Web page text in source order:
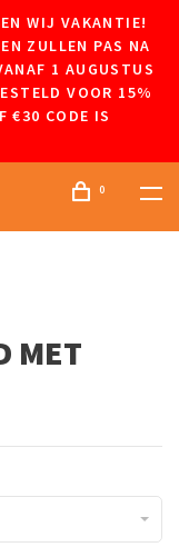
WIJ VAKANTIE!
ZULLEN PAS NA
1 AUGUSTUS
VOOR 15%
€30 CODE IS
0
MET